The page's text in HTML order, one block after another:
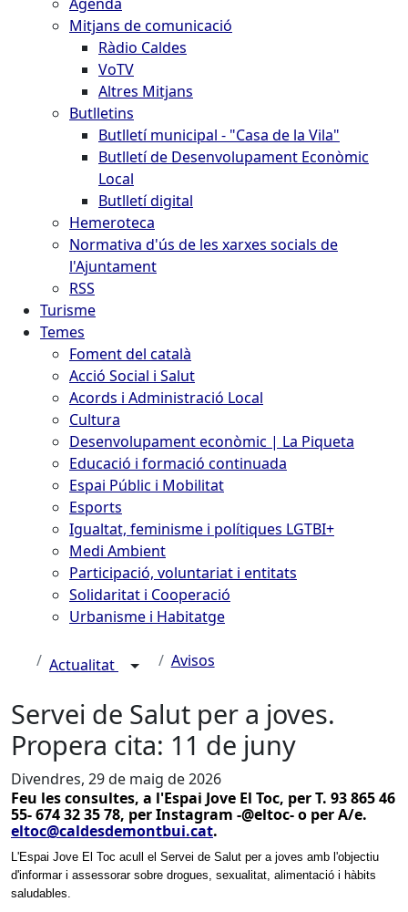
Mitjans de comunicació
Ràdio Caldes
VoTV
Altres Mitjans
Butlletins
Butlletí municipal - "Casa de la Vila"
Butlletí de Desenvolupament Econòmic
Local
Butlletí digital
Hemeroteca
Normativa d'ús de les xarxes socials de
l'Ajuntament
RSS
Turisme
Temes
Foment del català
Acció Social i Salut
Acords i Administració Local
Cultura
Desenvolupament econòmic | La Piqueta
Educació i formació continuada
Espai Públic i Mobilitat
Esports
Igualtat, feminisme i polítiques LGTBI+
Medi Ambient
Participació, voluntariat i entitats
Solidaritat i Cooperació
Urbanisme i Habitatge
Actualitat Avisos
Servei de Salut per a joves.
Propera cita: 11 de juny
Divendres, 29 de maig de 2026
Feu les consultes, a l'Espai Jove El Toc, per T. 93 865 46
55- 674 32 35 78, per Instagram -@eltoc- o per A/e.
eltoc@caldesdemontbui.cat.
L'Espai Jove El Toc acull el Servei de Salut per a joves amb l'objectiu
d'informar i assessorar sobre drogues, sexualitat, alimentació i hàbits
saludables.